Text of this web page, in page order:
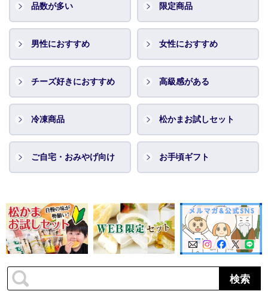
品数が多い 限定商品
男性におすすめ 女性におすすめ
チーズ好きにおすすめ 高級感がある
冷凍商品 松かまお試しセット
ご自宅・おみやげ向け お手頃ギフト
検索